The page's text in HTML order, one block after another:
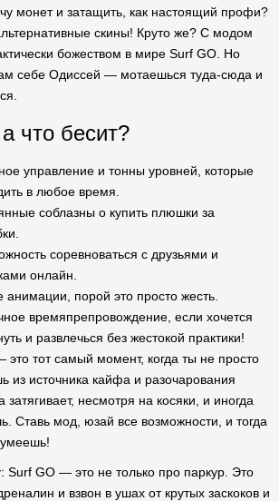
монет и затащить, как настоящий профи?
скины! Круто же? С модом
божеством в мире Surf GO. Но
себе Одиссей — мотаешься туда-сюда и
что бесит?
управление и тонны уровней, которые
в любое время.
соблазны о купить плюшки за
соревноваться с друзьями и
онлайн.
анимации, порой это просто жесть.
времяпрепровождение, если хочется
и развлечься без жестокой практики!
тот самый момент, когда ты не просто
из источника кайфа и разочарования
несмотря на косяки, и иногда
Ставь мод, юзай все возможности, и тогда
умеешь!
Surf GO — это не только про паркур. Это
и взвон в ушах от крутых заскоков и